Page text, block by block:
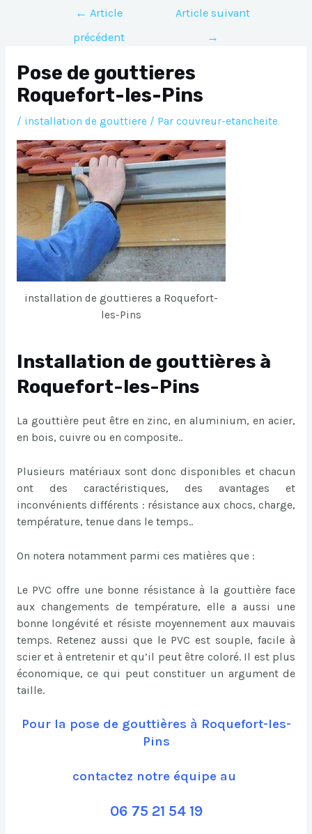
Navigation
l’article
← Article
précédent
Article suivant
→
Pose de gouttieres
Roquefort-les-Pins
/ installation de gouttiere/ Par couvreur-etancheite
installation de gouttieres a Roquefort-
les-Pins
Installation de gouttières à
Roquefort-les-Pins
La gouttière peut être en zinc, en aluminium, en acier,
en bois, cuivre ou en composite..
Plusieurs matériaux sont donc disponibles et chacun
ont des caractéristiques, des avantages et
inconvénients différents : résistance aux chocs, charge,
température, tenue dans le temps..
On notera notamment parmi ces matières que :
Le PVC offre une bonne résistance à la gouttière face
aux changements de température, elle a aussi une
bonne longévité et résiste moyennement aux mauvais
temps. Retenez aussi que le PVC est souple, facile à
scier et à entretenir et qu’il peut être coloré. Il est plus
économique, ce qui peut constituer un argument de
taille.
Pour la pose de gouttières à Roquefort-les-
Pins
contactez notre équipe au
06 75 21 54 19